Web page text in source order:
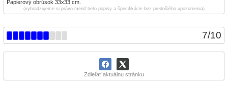
7/10
Zdieľať aktuálnu stránku
Papierový obrúsok 33x33 cm.
(vyhradzujeme si právo meniť tieto popisy a špecifikácie bez predošlého upozornenia)